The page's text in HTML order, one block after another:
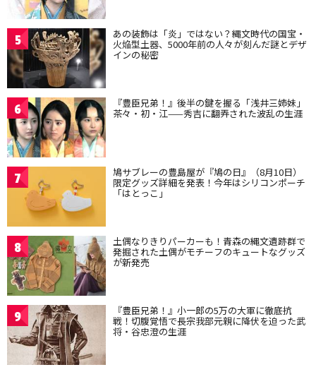
5 あの装飾は「炎」ではない？縄文時代の国宝・
火焔型土器、5000年前の人々が刻んだ謎とデザ
インの秘密
6 『豊臣兄弟！』後半の鍵を握る「浅井三姉妹」
茶々・初・江——秀吉に翻弄された波乱の生涯
7 鳩サブレーの豊島屋が『鳩の日』（8月10日）
限定グッズ詳細を発表！今年はシリコンポーチ
「はとっこ」
8 土偶なりきりパーカーも！青森の縄文遺跡群で
発掘された土偶がモチーフのキュートなグッズ
が新発売
9 『豊臣兄弟！』小一郎の5万の大軍に徹底抗
戦！切腹覚悟で長宗我部元親に降伏を迫った武
将・谷忠澄の生涯